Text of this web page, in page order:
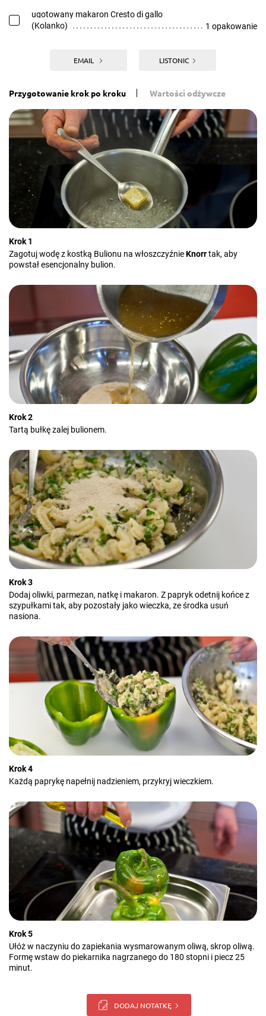
ugotowany makaron Cresto di gallo
(Kolanko)
1 opakowanie
EMAIL LISTONIC
Przygotowanie krok po kroku Wartości odżywcze
Krok 1
Zagotuj wodę z kostką Bulionu na włoszczyźnieKnorrtak, aby
powstał esencjonalny bulion.
Krok 2
Tartą bułkę zalej bulionem.
Krok 3
Dodaj oliwki, parmezan, natkę i makaron. Z papryk odetnij końce z
szypułkami tak, aby pozostały jako wieczka, ze środka usuń
nasiona.
Krok 4
Każdą paprykę napełnij nadzieniem, przykryj wieczkiem.
Krok 5
Ułóż w naczyniu do zapiekania wysmarowanym oliwą, skrop oliwą.
Formę wstaw do piekarnika nagrzanego do 180 stopni i piecz 25
minut.
DODAJ NOTATKĘ